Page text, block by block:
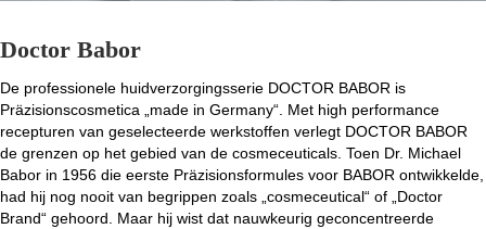
Doctor Babor
De professionele huidverzorgingsserie DOCTOR BABOR is
Präzisionscosmetica „made in Germany“. Met high performance
recepturen van geselecteerde werkstoffen verlegt DOCTOR BABOR
de grenzen op het gebied van de cosmeceuticals. Toen Dr. Michael
Babor in 1956 die eerste Präzisionsformules voor BABOR ontwikkelde,
had hij nog nooit van begrippen zoals „cosmeceutical“ of „Doctor
Brand“ gehoord. Maar hij wist dat nauwkeurig geconcentreerde